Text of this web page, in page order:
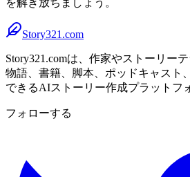
を解き放ちましょう。
Story321.com
Story321.comは、作家やストーリー
物語、書籍、脚本、ポッドキャスト
できるAIストーリー作成プラットフ
フォローする